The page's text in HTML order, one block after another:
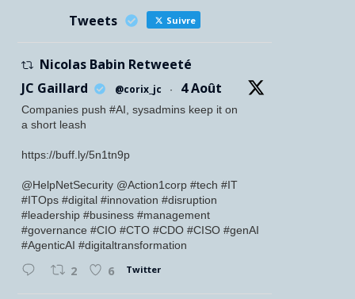
Tweets Suivre
Nicolas Babin Retweeté
JC Gaillard
@corix_jc · 4 Août
Companies push #AI, sysadmins keep it on
a short leash
https://buff.ly/5n1tn9p
@HelpNetSecurity @Action1corp #tech #IT
#ITOps #digital #innovation #disruption
#leadership #business #management
#governance #CIO #CTO #CDO #CISO #genAI
#AgenticAI #digitaltransformation
2 6 Twitter